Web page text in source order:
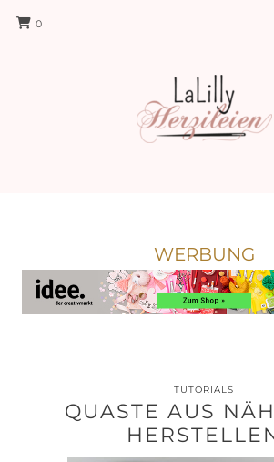
0
WERBUNG
TUTORIALS
QUASTE AUS